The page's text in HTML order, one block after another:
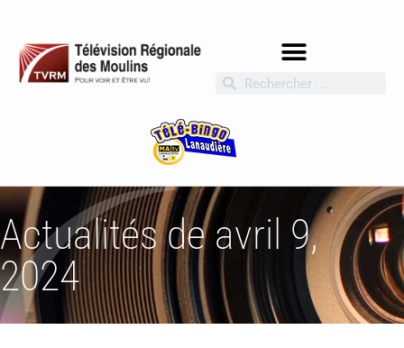
Actualités de avril 9,
2024